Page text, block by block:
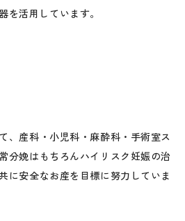
を活用しています。
、産科・小児科・麻酔科・手術室ス
分娩はもちろんハイリスク妊娠の治
に安全なお産を目標に努力していま